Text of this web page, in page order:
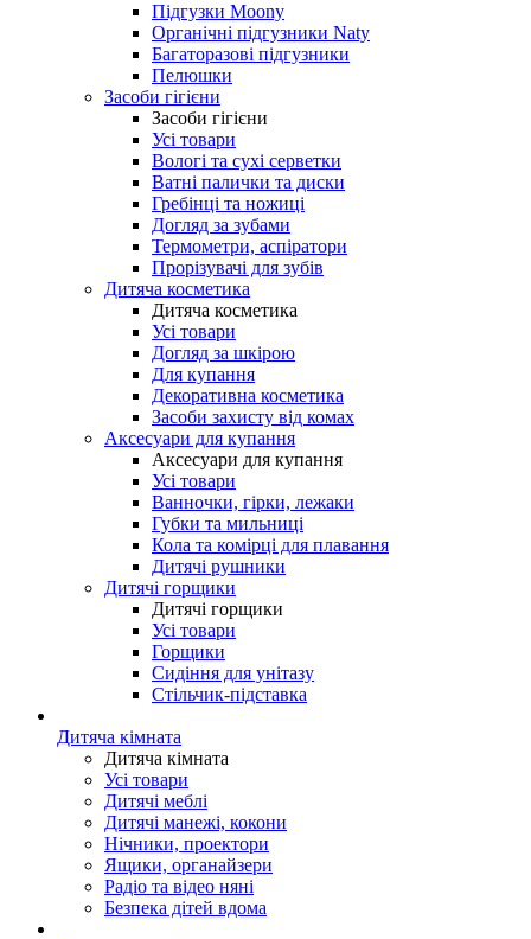
Підгузки Moony
Органічні підгузники Naty
Багаторазові підгузники
Пелюшки
Засоби гігієни
Засоби гігієни
Усі товари
Вологі та сухі серветки
Ватні палички та диски
Гребінці та ножиці
Догляд за зубами
Термометри, аспіратори
Прорізувачі для зубів
Дитяча косметика
Дитяча косметика
Усі товари
Догляд за шкірою
Для купання
Декоративна косметика
Засоби захисту від комах
Аксесуари для купання
Аксесуари для купання
Усі товари
Ванночки, гірки, лежаки
Губки та мильниці
Кола та комірці для плавання
Дитячі рушники
Дитячі горщики
Дитячі горщики
Усі товари
Горщики
Сидіння для унітазу
Стільчик-підставка
Дитяча кімната
Дитяча кімната
Усі товари
Дитячі меблі
Дитячі манежі, кокони
Нічники, проектори
Ящики, органайзери
Радіо та відео няні
Безпека дітей вдома